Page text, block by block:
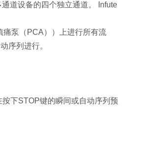
道设备的四个独立通道。 Infute
痛泵（PCA））上进行所有流
序列进行。
下STOP键的瞬间或自动序列预